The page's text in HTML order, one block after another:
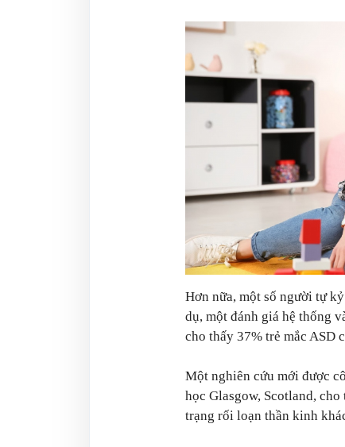
Hơn nữa, một số người tự
dụ, một đánh giá hệ thống
cho thấy 37% trẻ mắc ASD
Một nghiên cứu mới được
học Glasgow, Scotland,
trạng rối loạn thần kinh